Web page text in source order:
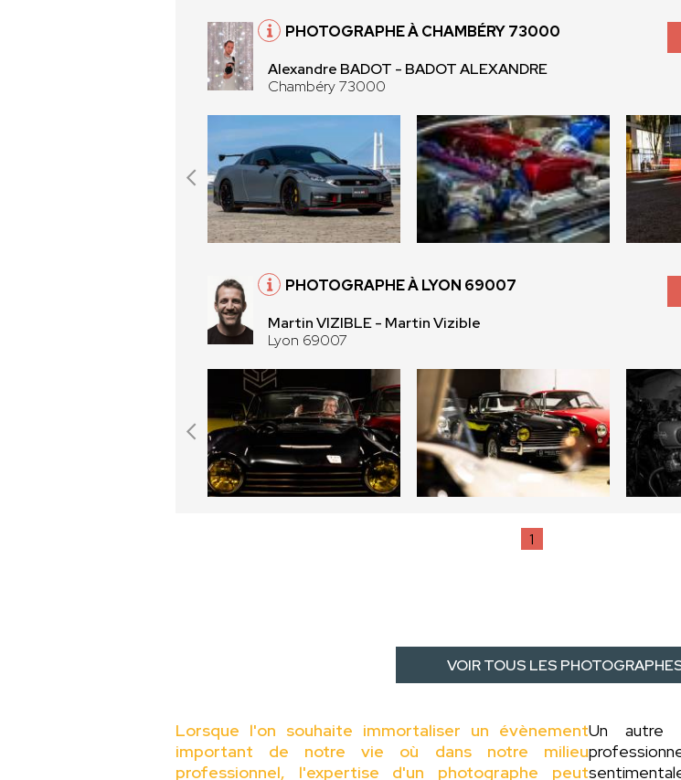
PHOTOGRAPHE À CHAMBÉRY 73000
Alexandre BADOT - BADOT ALEXANDRE
Chambéry 73000
PHOTOGRAPHE À LYON 69007
Martin VIZIBLE - Martin Vizible
Lyon 69007
1
VOIR TOUS LES
Lorsque l'on souhaite immortaliser un évènement
important de notre vie où dans notre milieu
professionnel, l'expertise d'un photographe peut
Un autre